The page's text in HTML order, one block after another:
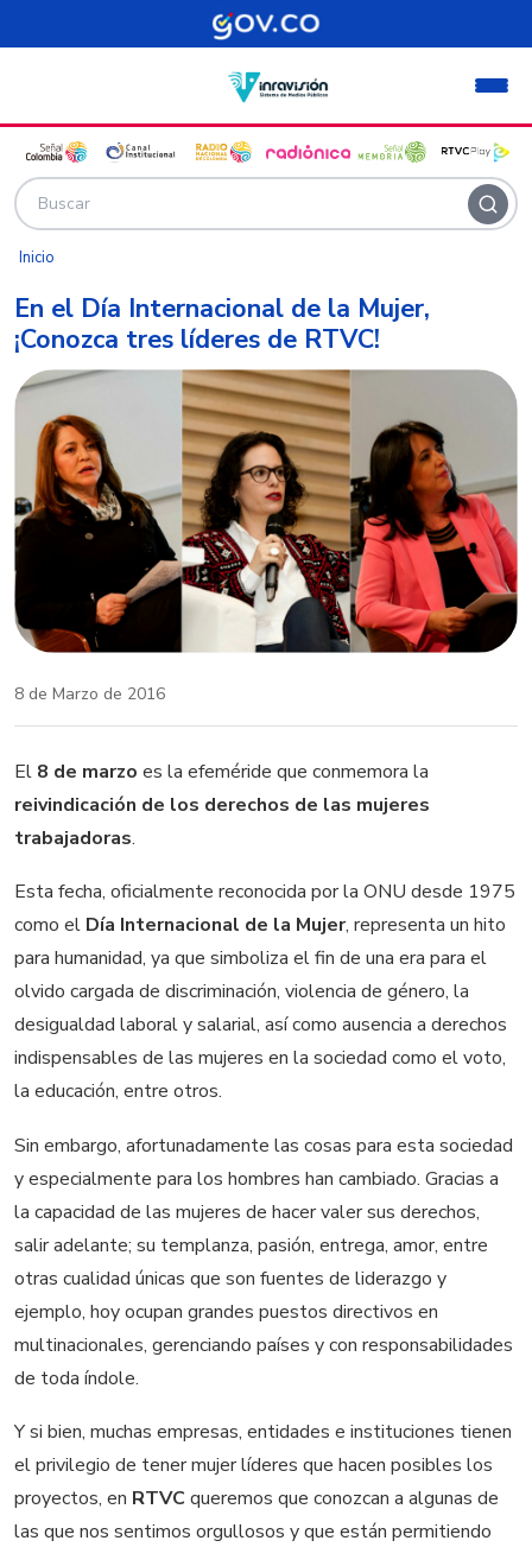
Pasar al contenido principal
Inicio
En el Día Internacional de la Mujer,
¡Conozca tres líderes de RTVC!
8 de Marzo de 2016
El 8 de marzo es la efeméride que conmemora la
reivindicación de los derechos de las mujeres
trabajadoras.
Esta fecha, oficialmente reconocida por la ONU desde 1975
como el Día Internacional de la Mujer, representa un hito
para humanidad, ya que simboliza el fin de una era para el
olvido cargada de discriminación, violencia de género, la
desigualdad laboral y salarial, así como ausencia a derechos
indispensables de las mujeres en la sociedad como el voto,
la educación, entre otros.
Sin embargo, afortunadamente las cosas para esta sociedad
y especialmente para los hombres han cambiado. Gracias a
la capacidad de las mujeres de hacer valer sus derechos,
salir adelante; su templanza, pasión, entrega, amor, entre
otras cualidad únicas que son fuentes de liderazgo y
ejemplo, hoy ocupan grandes puestos directivos en
multinacionales, gerenciando países y con responsabilidades
de toda índole.
Y si bien, muchas empresas, entidades e instituciones tienen
el privilegio de tener mujer líderes que hacen posibles los
proyectos, en RTVC queremos que conozcan a algunas de
las que nos sentimos orgullosos y que están permitiendo